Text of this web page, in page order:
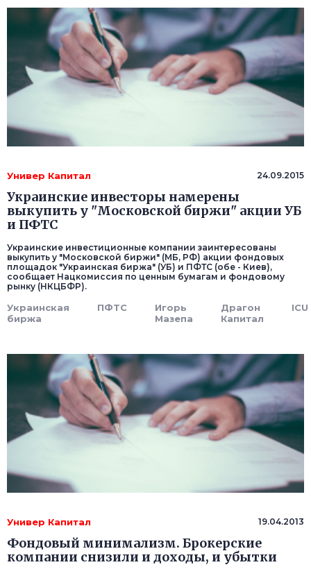
Универ Капитал 24.09.2015
Украинские инвесторы намерены
выкупить у "Московской биржи" акции УБ
и ПФТС
Украинские инвестиционные компании заинтересованы
выкупить у "Московской биржи" (МБ, РФ) акции фондовых
площадок "Украинская биржа" (УБ) и ПФТС (обе - Киев),
сообщает Нацкомиссия по ценным бумагам и фондовому
рынку (НКЦБФР).
Украинская
биржа
ПФТС
Игорь
Мазепа
Драгон
Капитал
ICU
Универ Капитал 19.04.2013
Фондовый минимализм. Брокерские
компании снизили и доходы, и убытки